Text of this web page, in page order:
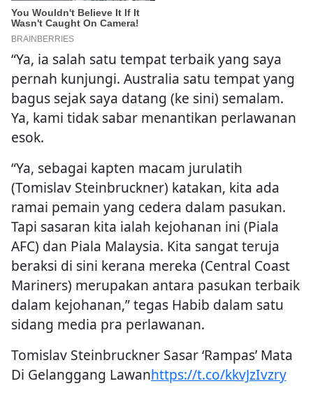
“Ya, ia salah satu tempat terbaik yang saya
pernah kunjungi. Australia satu tempat yang
bagus sejak saya datang (ke sini) semalam.
Ya, kami tidak sabar menantikan perlawanan
esok.
“Ya, sebagai kapten macam jurulatih
(Tomislav Steinbruckner) katakan, kita ada
ramai pemain yang cedera dalam pasukan.
Tapi sasaran kita ialah kejohanan ini (Piala
AFC) dan Piala Malaysia. Kita sangat teruja
beraksi di sini kerana mereka (Central Coast
Mariners) merupakan antara pasukan terbaik
dalam kejohanan,” tegas Habib dalam satu
sidang media pra perlawanan.
Tomislav Steinbruckner Sasar ‘Rampas’ Mata
Di Gelanggang Lawanhttps://t.co/kkvJzIvzry